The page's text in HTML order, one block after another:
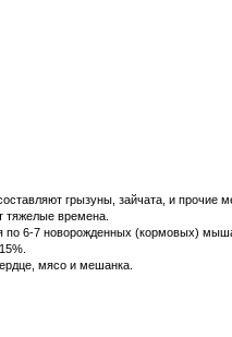
грызуны, зайчата, и
тяжелые времена.
по 6-7 новорожденных (кормовых)
мясо и мешанка.